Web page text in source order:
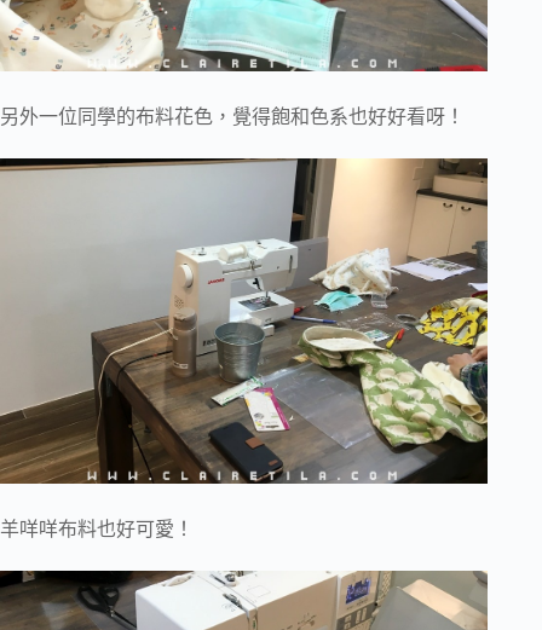
另外一位同學的布料花色，覺得飽和色系也好好看呀！
羊咩咩布料也好可愛！